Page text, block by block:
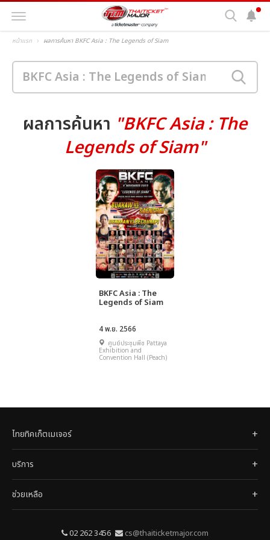
หน้าแรก ผลการค้นหา BKFC Asia : The Legends of Siam
ผลการค้นหา "BKFC Asia : The
Legends of Siam"
BKFC Asia : The
Legends of Siam
4 พ.ย. 2566
ศูนย์ประชุมพีช Pattaya
Exhibition and
Convention Hall (Peach)
ไทยทิคเก็ตเมเจอร์
บริการ
ช่วยเหลือ
02 262 3456 cs@thaiticketmajor.com